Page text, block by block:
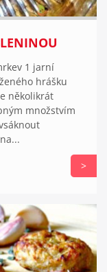
1 jarní
hrášku
několikrát
množstvím
>